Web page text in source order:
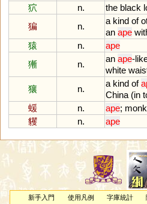
狖
n. the black
猵
n.
a kind of
an ape
猿
n.
ape
獑
n.
an ape-
white
獽
n.
a kind of
China (in
蝯
n. ape;
貜
n. ape
新手入門 使用凡例 字庫統計